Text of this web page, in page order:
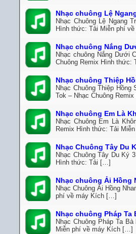
Nhạc chuông Lệ
Nhạc Chuông Lệ Ngang
Hình thức: Tải Miễn phí
Nhạc chuông Nắng
Nhạc chuông Nắng Dưới
Chuông Remix Hình thức:
Nhạc chuông Thiệp
Nhạc Chuông Thiệp
Tok – Nhạc Chuông
Nhạc chuông Em Là
Nhạc Chuông Em Là
Remix Hình thức: Tải
Nhạc Chuông Tây Du
Nhạc Chuông Tây Du Ký
Hình thức: Tải […]
Nhạc chuông Ải Hồng
Nhạc Chuông Ải Hồng
phí về máy Kích […]
Nhạc chuông Pháp Ta
Nhạc Chuông Pháp Ta
Miễn phí về máy Kích […]